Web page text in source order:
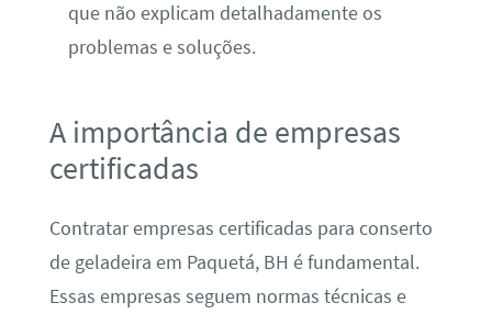
que não explicam detalhadamente os
problemas e soluções.
A importância de empresas
certificadas
Contratar empresas certificadas para conserto
de geladeira em Paquetá, BH é fundamental.
Essas empresas seguem normas técnicas e